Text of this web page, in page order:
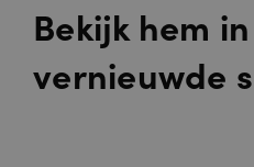
Bekijk hem
vernieuwde